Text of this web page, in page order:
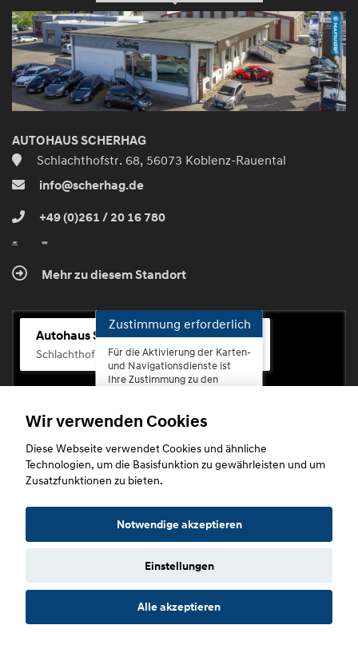
und
aktivieren
AUTOHAUS SCHERHAG
Schlachthofstr. 68, 56073 Koblenz-Rauental
info@scherhag.de
+49 (0)261 / 20 16 780
Mehr zu diesem Standort
Autohaus Scherhag
Schlachthofstr. 68, 56073 Koblenz-Rauental
Zustimmung erforderlich
Für die Aktivierung der Karten-
und Navigationsdienste ist
Ihre Zustimmung zu den
erforderlich.
Zustimmen
Copyright © 2026. Autohaus Scherhag
Datenschutz Impressum
Wir verwenden Cookies
Diese Webseite verwendet Cookies und ähnliche
Technologien, um die Basisfunktion zu gewährleisten und um
Zusatzfunktionen zu bieten.
Notwendige akzeptieren
Einstellungen
Alle akzeptieren